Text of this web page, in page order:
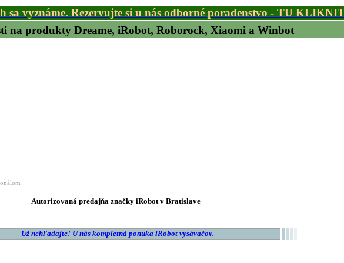
sa vyznáme. Rezervujte si u nás odborné poradenstvo - TU
na produkty Dreame, iRobot, Roborock, Xiaomi a Winbot
Autorizovaná predajňa značky iRobot v Bratislave
Už nehľadajte! U nás kompletná ponuka iRobot vysávačov.